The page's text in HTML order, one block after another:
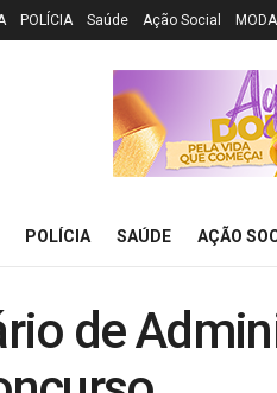
POLÍCIA Saúde Ação Social MODA
POLÍCIA SAÚDE AÇÃO
de